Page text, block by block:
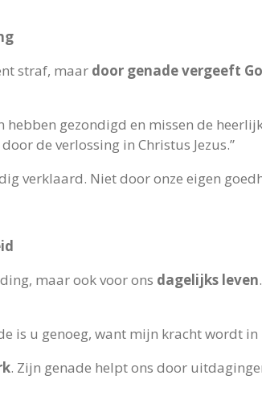
straf, maar door genade vergeeft
hebben gezondigd en missen de
de verlossing in Christus Jezus.”
verklaard. Niet door onze eigen
maar ook voor ons dagelijks leven
is u genoeg, want mijn kracht wordt
. Zijn genade helpt ons door